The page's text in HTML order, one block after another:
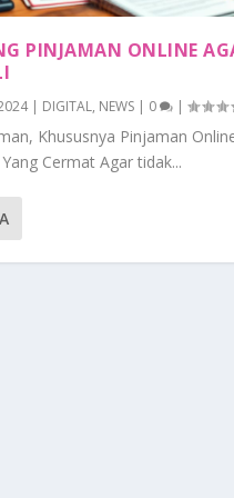
PINJAMAN ONLINE
| DIGITAL, NEWS | 0 |
Khususnya Pinjaman
Cermat Agar tidak...